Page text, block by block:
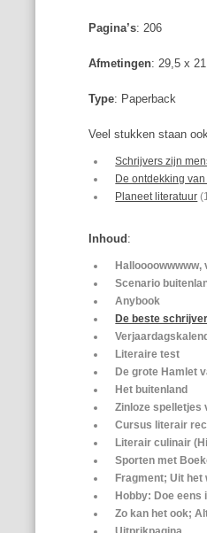
Pagina’s: 206
Afmetingen: 29,5 x
Type: Paperback
Veel stukken staan
Schrijvers zijn
De ontdekking
Planeet literatuur
Inhoud :
Scenario
Anybook
De beste
Literaire test
De grote Hamlet
Het buitenland
Zinloze spelletjes
Cursus literair
Literair culinair
Sporten met
Fragment; Uit
Hobby: Doe eens
Zo kan het ook;